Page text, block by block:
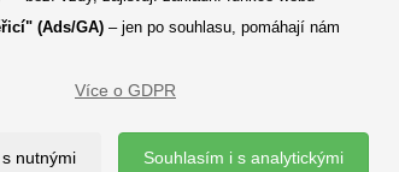
K jakémukoliv užití textů
(Ads/GA) – jen po souhlasu, pomáhají nám
Více o GDPR
nutnými Souhlasím i s analytickými